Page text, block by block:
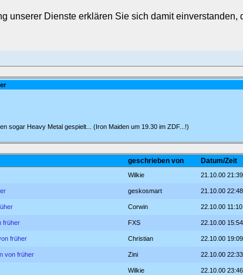
unserer Dienste erklären Sie sich damit einverstanden,
sogar Heavy Metal gespielt... (Iron Maiden um 19.30 im ZDF...!)
geschrieben von Datum/Zeit
Wilkie 21.10.00 21:39
geskosmart 21.10.00 22:48
Corwin 22.10.00 11:10
früher FXS 22.10.00 15:54
früher Christian 22.10.00 19:09
von früher Zini 22.10.00 22:33
Wilkie 22.10.00 23:46